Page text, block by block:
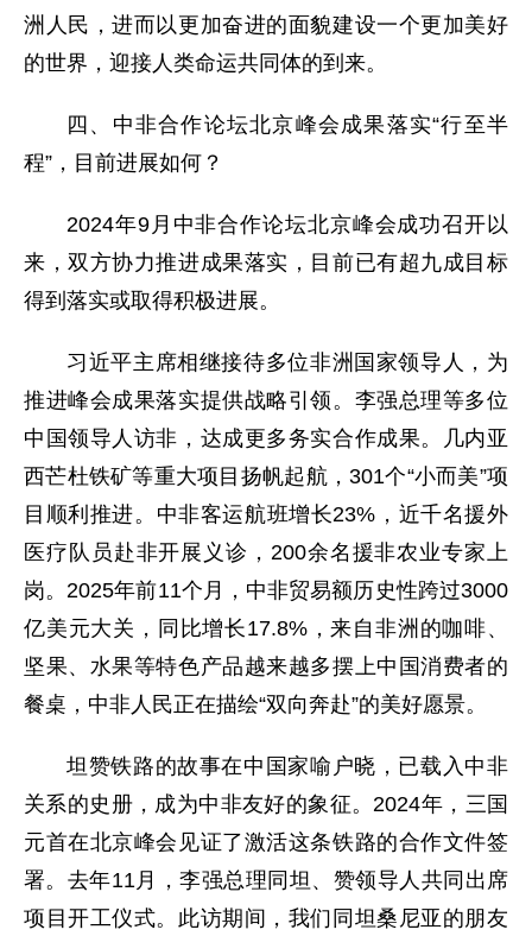
洲人民，进而以更加奋进的面貌建设一个更加美好
的世界，迎接人类命运共同体的到来。
四、中非合作论坛北京峰会成果落实“行至半
程”，目前进展如何？
2024年9月中非合作论坛北京峰会成功召开以
来，双方协力推进成果落实，目前已有超九成目标
得到落实或取得积极进展。
习近平主席相继接待多位非洲国家领导人，为
推进峰会成果落实提供战略引领。李强总理等多位
中国领导人访非，达成更多务实合作成果。几内亚
西芒杜铁矿等重大项目扬帆起航，301个“小而美”项
目顺利推进。中非客运航班增长23%，近千名援外
医疗队员赴非开展义诊，200余名援非农业专家上
岗。2025年前11个月，中非贸易额历史性跨过3000
亿美元大关，同比增长17.8%，来自非洲的咖啡、
坚果、水果等特色产品越来越多摆上中国消费者的
餐桌，中非人民正在描绘“双向奔赴”的美好愿景。
坦赞铁路的故事在中国家喻户晓，已载入中非
关系的史册，成为中非友好的象征。2024年，三国
元首在北京峰会见证了激活这条铁路的合作文件签
署。去年11月，李强总理同坦、赞领导人共同出席
项目开工仪式。此访期间，我们同坦桑尼亚的朋友